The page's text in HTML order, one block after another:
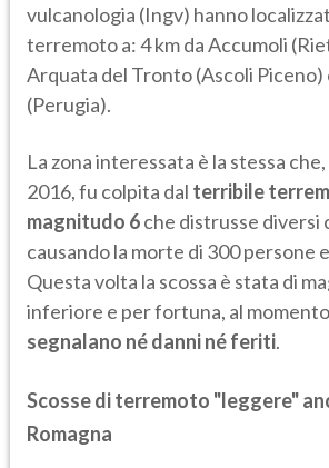
vulcanologia (Ingv) hanno
terremoto a: 4 km da Accumoli
Arquata del Tronto (Ascoli Piceno)
(Perugia).
La zona interessata è la stessa
2016, fu colpita dal terribile
magnitudo 6che distrusse
causando la morte di 300 persone
Questa volta la scossa è stata di
inferiore e per fortuna, al
segnalano né danni né feriti.
Scosse di terremoto "leggere"
Romagna